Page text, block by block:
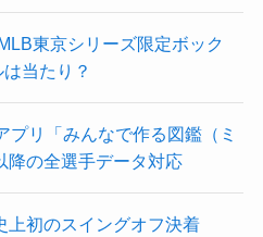
東京シリーズ限定ボック
当たり？
プリ「みんなで作る図鑑（ミ
降の全選手データ対応
上初のスイングオフ決着